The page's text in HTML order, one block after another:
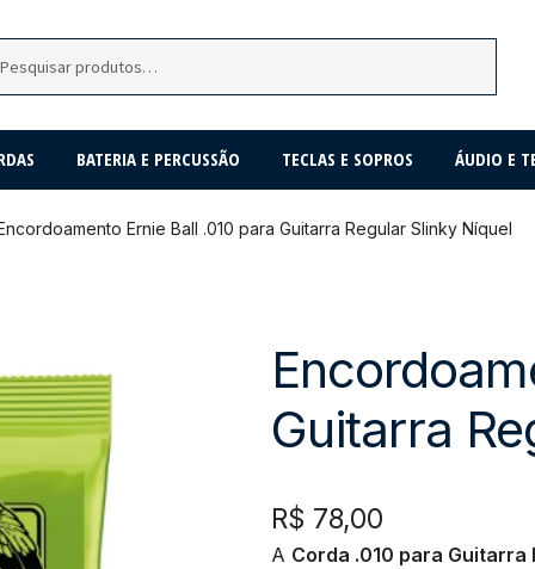
BATERIA E PERCUSSÃO TECLAS E SOPROS ÁUDIO E
Ernie Ball .010 para Guitarra Regular Slinky Níquel
Guitarra
R$ 78,00
A Corda .010 para Guitarra